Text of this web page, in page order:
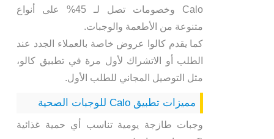
Calo وخصومات تصل لـ 45% على أنواع
متنوعة من الأطعمة والوجبات.
كما يقدم كالوا عروض خاصة بالعملاء الجدد عند
الطلب أو الاتشراك لأول مرة في تطبيق كالو،
مثل التوصيل المجاني للطلب الأول.
مميزات تطبيق Calo للوجبات الصحية
وجبات طازجة يومية تناسب أي حمية غذائية